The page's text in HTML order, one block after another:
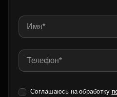
Соглашаюсь на обработку